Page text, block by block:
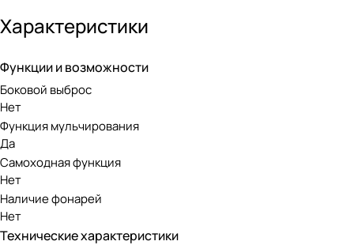
протектором, косилка легко проезжает неровности и
Характеристики
Функции и возможности
Боковой выброс
Нет
Функция мульчирования
Да
Самоходная функция
Нет
Наличие фонарей
Нет
Технические характеристики